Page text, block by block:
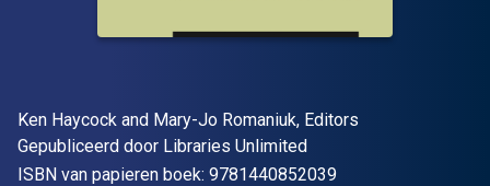
Auteur(s)
Ken Haycock and Mary-Jo Romaniuk, Editors
Uitgever
Gepubliceerd door Libraries Unlimited
ISBN van papieren boek: 9781440852039"ISBN-13